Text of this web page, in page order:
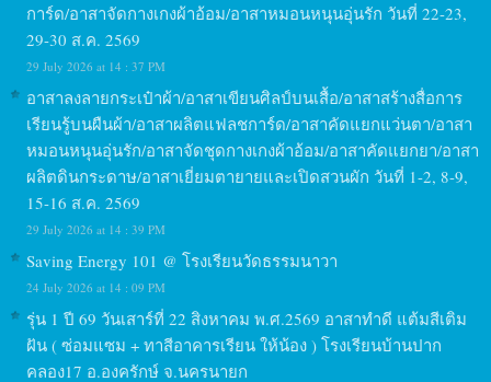
การ์ด/อาสาจัดกางเกงผ้าอ้อม/อาสาหมอนหนุนอุ่นรัก วันที่ 22-23,
29-30 ส.ค. 2569
29 July 2026 at 14 : 37 PM
อาสาลงลายกระเป๋าผ้า/อาสาเขียนศิลป์บนเสื้อ/อาสาสร้างสื่อการ
เรียนรู้บนผืนผ้า/อาสาผลิตแฟลชการ์ด/อาสาคัดแยกแว่นตา/อาสา
หมอนหนุนอุ่นรัก/อาสาจัดชุดกางเกงผ้าอ้อม/อาสาคัดแยกยา/อาสา
ผลิตดินกระดาษ/อาสาเยี่ยมตายายและเปิดสวนผัก วันที่ 1-2, 8-9,
15-16 ส.ค. 2569
29 July 2026 at 14 : 39 PM
Saving Energy 101 @ โรงเรียนวัดธรรมนาวา
24 July 2026 at 14 : 09 PM
รุ่น 1 ปี 69 วันเสาร์ที่ 22 สิงหาคม พ.ศ.2569 อาสาทำดี แต้มสีเติม
ฝัน ( ซ่อมแซม + ทาสีอาคารเรียน ให้น้อง ) โรงเรียนบ้านปาก
คลอง17 อ.องครักษ์ จ.นครนายก